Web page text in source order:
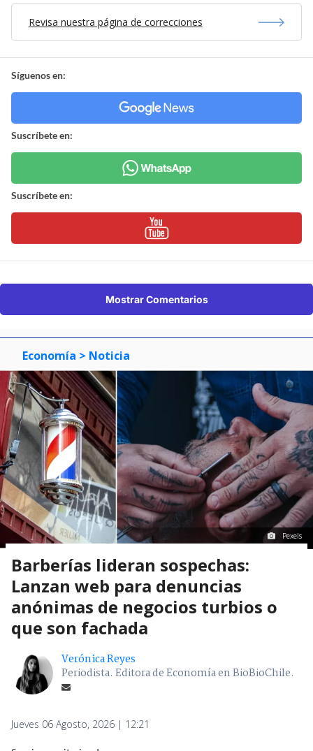
Revisa nuestra página de correcciones
Síguenos en:
Suscríbete en:
Suscríbete en:
Mostrar Comentarios
Economía > Noticia
Pexels
Barberías lideran sospechas:
Lanzan web para denuncias
anónimas de negocios turbios o
que son fachada
Verónica Reyes
Periodista. Editora de Economía en BioBioChile.
Jueves 06 Agosto, 2026 | 12:21